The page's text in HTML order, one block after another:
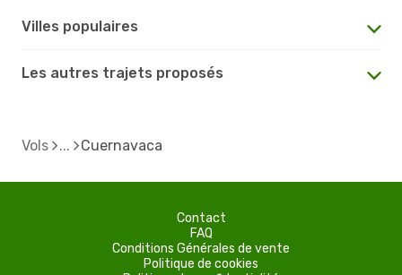
Villes populaires
Les autres trajets proposés
Vols Cuernavaca
Contact
FAQ
Conditions Générales de vente
Politique de cookies